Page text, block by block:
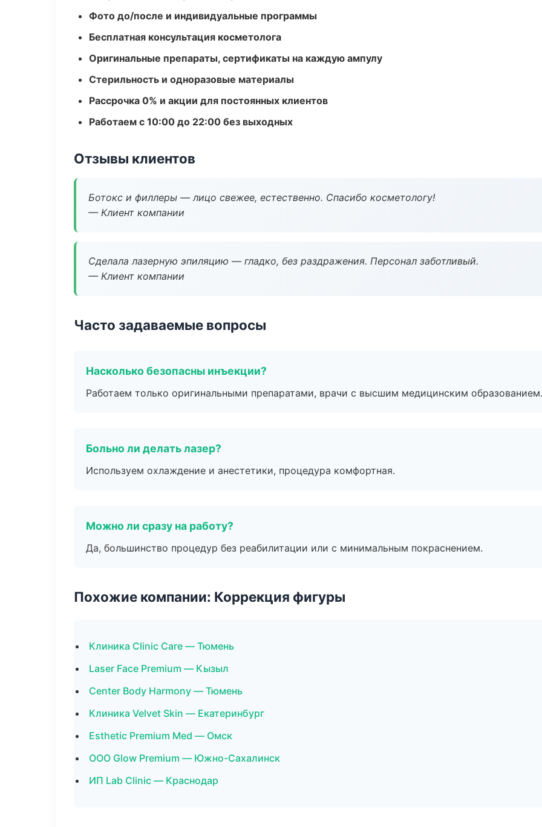
Фото до/после и индивидуальные программы
Бесплатная консультация косметолога
Оригинальные препараты, сертификаты на каждую ампулу
Стерильность и одноразовые материалы
Рассрочка 0% и акции для постоянных клиентов
Работаем с 10:00 до 22:00 без выходных
Отзывы клиентов
Ботокс и филлеры — лицо свежее, естественно. Спасибо косметологу!
— Клиент компании
Сделала лазерную эпиляцию — гладко, без раздражения. Персонал заботливый.
— Клиент компании
Часто задаваемые вопросы
Насколько безопасны инъекции?
Работаем только оригинальными препаратами, врачи с высшим медицинским образованием.
Больно ли делать лазер?
Используем охлаждение и анестетики, процедура комфортная.
Можно ли сразу на работу?
Да, большинство процедур без реабилитации или с минимальным покраснением.
Похожие компании: Коррекция фигуры
Клиника Clinic Care — Тюмень
Laser Face Premium — Кызыл
Center Body Harmony — Тюмень
Клиника Velvet Skin — Екатеринбург
Esthetic Premium Med — Омск
ООО Glow Premium — Южно-Сахалинск
ИП Lab Clinic — Краснодар